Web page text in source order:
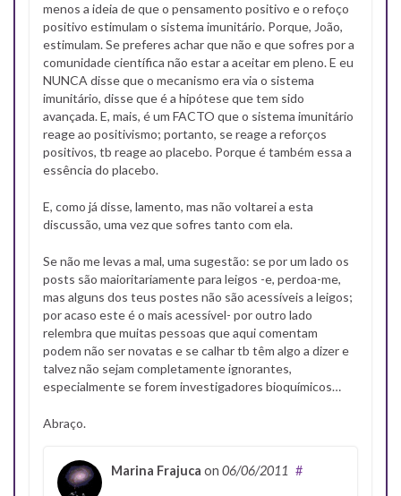
menos a ideia de que o pensamento positivo e o refoço
positivo estimulam o sistema imunitário. Porque, João,
estimulam. Se preferes achar que não e que sofres por a
comunidade científica não estar a aceitar em pleno. E eu
NUNCA disse que o mecanismo era via o sistema
imunitário, disse que é a hipótese que tem sido
avançada. E, mais, é um FACTO que o sistema imunitário
reage ao positivismo; portanto, se reage a reforços
positivos, tb reage ao placebo. Porque é também essa a
essência do placebo.
E, como já disse, lamento, mas não voltarei a esta
discussão, uma vez que sofres tanto com ela.
Se não me levas a mal, uma sugestão: se por um lado os
posts são maioritariamente para leigos -e, perdoa-me,
mas alguns dos teus postes não são acessíveis a leigos;
por acaso este é o mais acessível- por outro lado
relembra que muitas pessoas que aqui comentam
podem não ser novatas e se calhar tb têm algo a dizer e
talvez não sejam completamente ignorantes,
especialmente se forem investigadores bioquímicos…
Abraço.
Marina Frajuca on 06/06/2011 #